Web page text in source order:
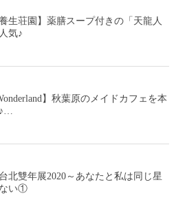
生荘園】薬膳スープ付きの「天龍人
気♪
】秋葉原のメイドカフェを本
北雙年展2020～あなたと私は同じ星
い①